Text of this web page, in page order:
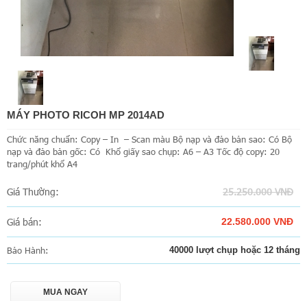
MÁY PHOTO RICOH MP 2014AD
Chức năng chuẩn: Copy – In – Scan màu Bộ nạp và đảo bản sao: Có Bộ
nạp và đảo bản gốc: Có Khổ giấy sao chụp: A6 – A3 Tốc độ copy: 20
trang/phút khổ A4
Giá Thường: 25.250.000 VNĐ
Giá bán: 22.580.000 VNĐ
Bảo Hành: 40000 lượt chụp hoặc 12 tháng
MUA NGAY